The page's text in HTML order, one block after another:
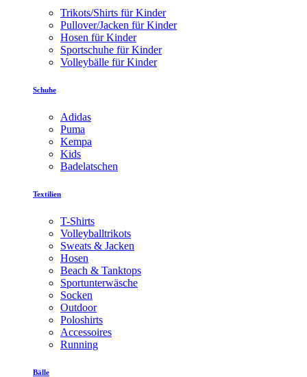
Trikots/Shirts für Kinder
Pullover/Jacken für Kinder
Hosen für Kinder
Sportschuhe für Kinder
Volleybälle für Kinder
Schuhe
Adidas
Puma
Kempa
Kids
Badelatschen
Textilien
T-Shirts
Volleyballtrikots
Sweats & Jacken
Hosen
Beach & Tanktops
Sportunterwäsche
Socken
Outdoor
Poloshirts
Accessoires
Running
Bälle